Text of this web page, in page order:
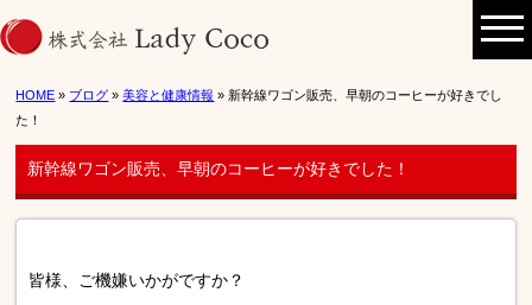
HOME » ブログ »美容と健康情報 » 新幹線ワゴン販売、早朝のコーヒーが好きでし
た！
新幹線ワゴン販売、早朝のコーヒーが好きでした！
皆様、ご機嫌いかがですか？